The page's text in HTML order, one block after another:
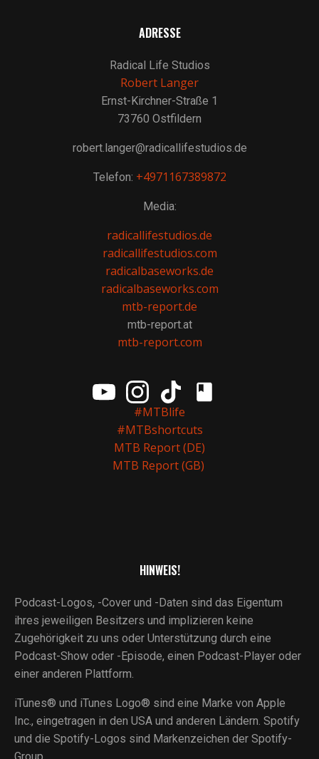
ADRESSE
Radical Life Studios
Robert Langer
Ernst-Kirchner-Straße 1
73760 Ostfildern
robert.langer@radicallifestudios.de
Telefon: +4971167389872
Media:
radicallifestudios.de
radicallifestudios.com
radicalbaseworks.de
radicalbaseworks.com
mtb-report.de
mtb-report.at
mtb-report.com
#MTBlife
#MTBshortcuts
MTB Report (DE)
MTB Report (GB)
HINWEIS!
Podcast-Logos, -Cover und -Daten sind das Eigentum
ihres jeweiligen Besitzers und implizieren keine
Zugehörigkeit zu uns oder Unterstützung durch eine
Podcast-Show oder -Episode, einen Podcast-Player oder
einer anderen Plattform.
iTunes® und iTunes Logo® sind eine Marke von Apple
Inc., eingetragen in den USA und anderen Ländern. Spotify
und die Spotify-Logos sind Markenzeichen der Spotify-